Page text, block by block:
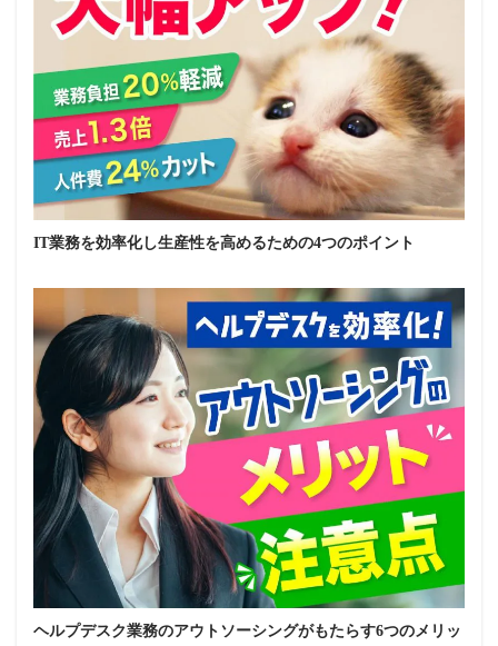
IT業務を効率化し生産性を高めるための4つのポイント
ヘルプデスク業務のアウトソーシングがもたらす6つのメリッ